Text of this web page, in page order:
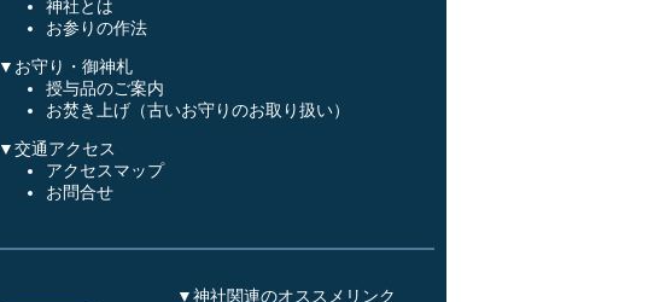
神社とは
お参りの作法
▼お守り・御神札
授与品のご案内
お焚き上げ（古いお守りのお取り扱い）
▼交通アクセス
アクセスマップ
お問合せ
▼神社関連のオススメリンク